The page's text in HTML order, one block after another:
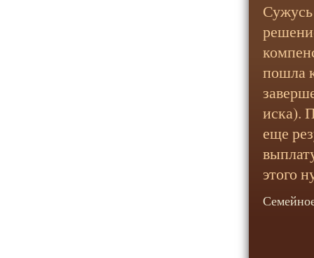
пошла
иска).
еще
этого